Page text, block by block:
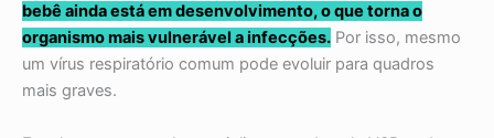
bebê ainda está em desenvolvimento, o que torna o
organismo mais vulnerável a infecções. Por isso, mesmo
um vírus respiratório comum pode evoluir para quadros
mais graves.